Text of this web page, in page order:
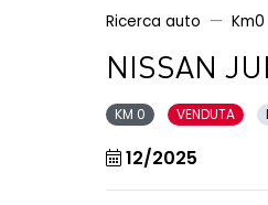
Ricerca auto Km0
NISSAN
KM 0 VENDUTA
12/2025